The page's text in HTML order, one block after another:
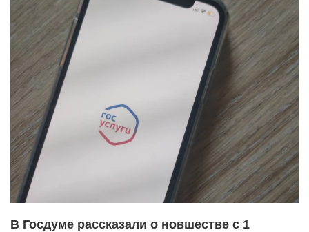
В Госдуме рассказали о новшестве с 1